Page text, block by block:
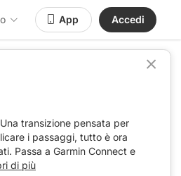
App Accedi
transizione pensata per
i passaggi, tutto è ora
Passa a Garmin Connect e
di più